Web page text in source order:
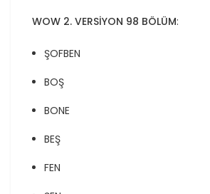
WOW 2. VERSİYON 98 BÖLÜM:
ŞOFBEN
BOŞ
BONE
BEŞ
FEN